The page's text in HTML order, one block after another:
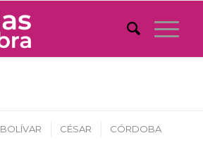
BOLÍVAR CÉSAR CÓRDOBA